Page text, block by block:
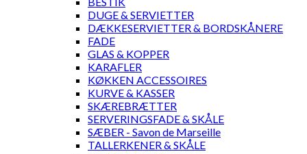
DUGE & SERVIETTER
DÆKKESERVIETTER & BORDSKÅNERE
FADE
GLAS & KOPPER
KARAFLER
KØKKEN ACCESSOIRES
KURVE & KASSER
SKÆREBRÆTTER
SERVERINGSFADE & SKÅLE
SÆBER - Savon de Marseille
TALLERKENER & SKÅLE